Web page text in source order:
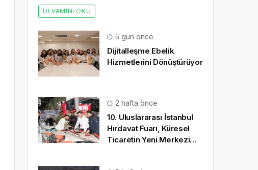
DEVAMINI OKU
5 gün önce
Dijitalleşme Ebelik
Hizmetlerini Dönüştürüyor
2 hafta önce
10. Uluslararası İstanbul
Hırdavat Fuarı, Küresel
Ticaretin Yeni Merkezi